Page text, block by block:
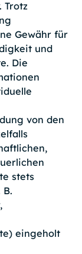
Trotz
Gewähr für
und
Die
von den
stets
eingeholt